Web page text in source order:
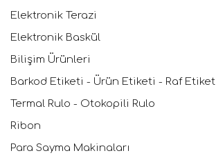
Elektronik Terazi
Elektronik Baskül
Bilişim Ürünleri
Barkod Etiketi - Ürün Etiketi - Raf
Termal Rulo - Otokopili Rulo
Ribon
Para Sayma Makinaları